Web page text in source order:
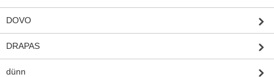
DOVO
DRAPAS
dünn